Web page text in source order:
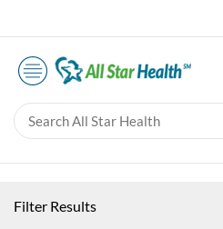
Filter Results